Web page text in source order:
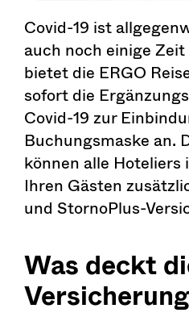
Covid-19 ist
auch noch einige
bietet die ERGO
sofort die
Covid-19 zur
Buchungsmaske an.
können alle Hoteliers
Ihren Gästen
und StornoPlus-
Was deckt